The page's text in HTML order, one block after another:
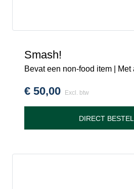
Smash!
Bevat een non-food item | Met
€ 50,00 Excl. btw
DIRECT